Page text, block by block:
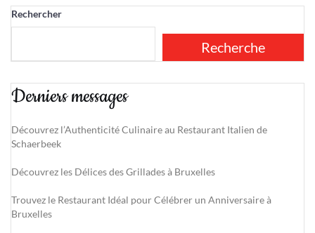
Rechercher
Recherche
Derniers messages
Découvrez l’Authenticité Culinaire au Restaurant Italien de
Schaerbeek
Découvrez les Délices des Grillades à Bruxelles
Trouvez le Restaurant Idéal pour Célébrer un Anniversaire à
Bruxelles